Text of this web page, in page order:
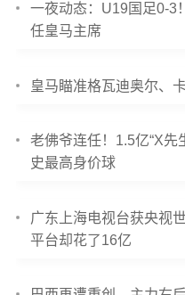
一夜动态：U19国足0-3
任皇马主席
皇马瞄准格瓦迪奥尔、
老佛爷连任！1.5亿“X先
史最高身价球
广东上海电视台获央视
平台却花了16亿